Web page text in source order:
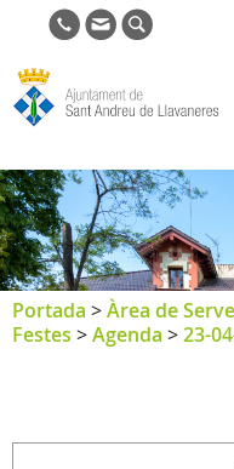
de Sant
Andreu de
Llavaneres
Portada >Àrea de
Festes >Agenda >23-